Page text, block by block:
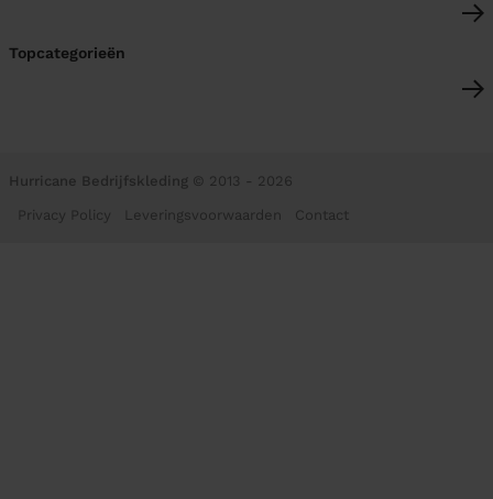
Topcategorieën
Hurricane Bedrijfskleding © 2013 - 2026
Privacy Policy Leveringsvoorwaarden Contact